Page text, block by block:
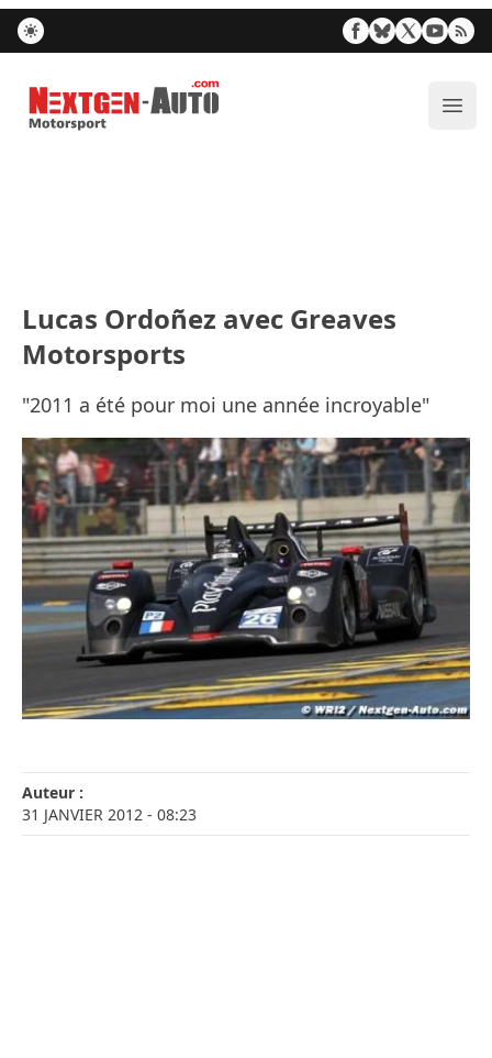
Nextgen-Auto.com
Lucas Ordoñez avec Greaves
Motorsports
"2011 a été pour moi une année incroyable"
Auteur :
31 JANVIER 2012 - 08:23